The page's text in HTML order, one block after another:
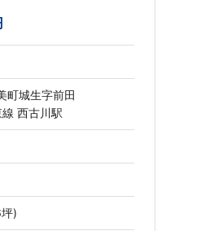
町城生字前田
西古川駅
)